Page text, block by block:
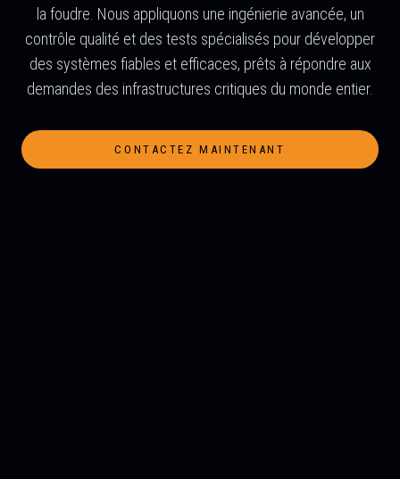
la foudre. Nous appliquons une ingénierie avancée, un
contrôle qualité et des tests spécialisés pour développer
des systèmes fiables et efficaces, prêts à répondre aux
demandes des infrastructures critiques du monde entier.
CONTACTEZ MAINTENANT